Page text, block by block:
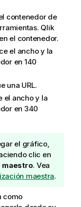
contenedor de
Qlik
el contenedor.
el ancho y la
en 140
una URL.
el ancho y la
en 340
el gráfico,
clic en
maestro. Vea
maestra.
como